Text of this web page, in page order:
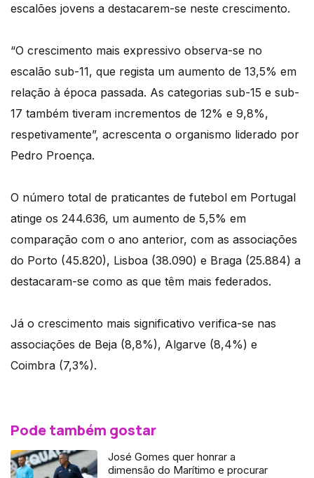
escalões jovens a destacarem-se neste crescimento.
“O crescimento mais expressivo observa-se no
escalão sub-11, que regista um aumento de 13,5% em
relação à época passada. As categorias sub-15 e sub-
17 também tiveram incrementos de 12% e 9,8%,
respetivamente”, acrescenta o organismo liderado por
Pedro Proença.
O número total de praticantes de futebol em Portugal
atinge os 244.636, um aumento de 5,5% em
comparação com o ano anterior, com as associações
do Porto (45.820), Lisboa (38.090) e Braga (25.884) a
destacaram-se como as que têm mais federados.
Já o crescimento mais significativo verifica-se nas
associações de Beja (8,8%), Algarve (8,4%) e
Coimbra (7,3%).
Pode também gostar
José Gomes quer honrar a
dimensão do Marítimo e procurar